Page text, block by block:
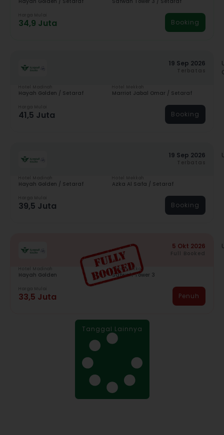
Harga Mulai
34,9 Juta Booking
19 Sep 2026
Terbatas
Hotel Madinah
Hayah Golden / Setaraf
Hotel Mekkah
Marriot Jabal Omar / Setaraf
Harga Mulai
41,5 Juta Booking
19 Sep 2026
Terbatas
Hotel Madinah
Hayah Golden / Setaraf
Hotel Mekkah
Azka Al Safa / Setaraf
Harga Mulai
39,5 Juta Booking
5 Okt 2026
Full Booked
Hotel Madinah
Hayah Golden
Hotel Mekkah
Safwah Tower 3
Harga Mulai
33,5 Juta Penuh
Tanggal Lainnya